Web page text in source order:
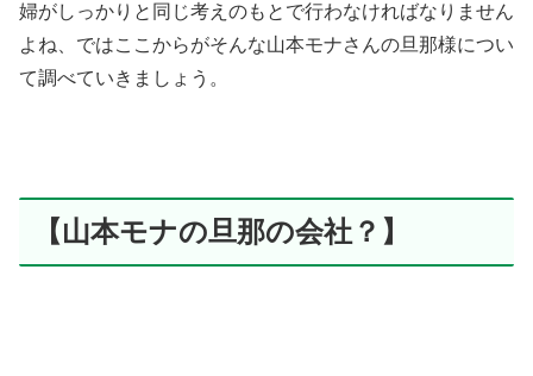
婦がしっかりと同じ考えのもとで行わなければなりません
よね、ではここからがそんな山本モナさんの旦那様につい
て調べていきましょう。
【山本モナの旦那の会社？】